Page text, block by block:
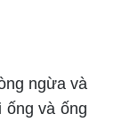
ngừa và
ống và ống